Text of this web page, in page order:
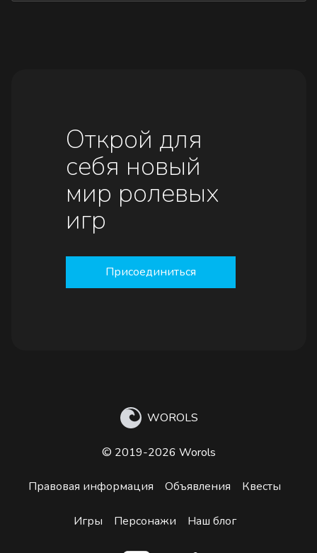
Открой для
себя новый
мир ролевых
игр
Присоединиться
WOROLS
© 2019-2026 Worols
Правовая информация Объявления Квесты
Игры Персонажи Наш блог